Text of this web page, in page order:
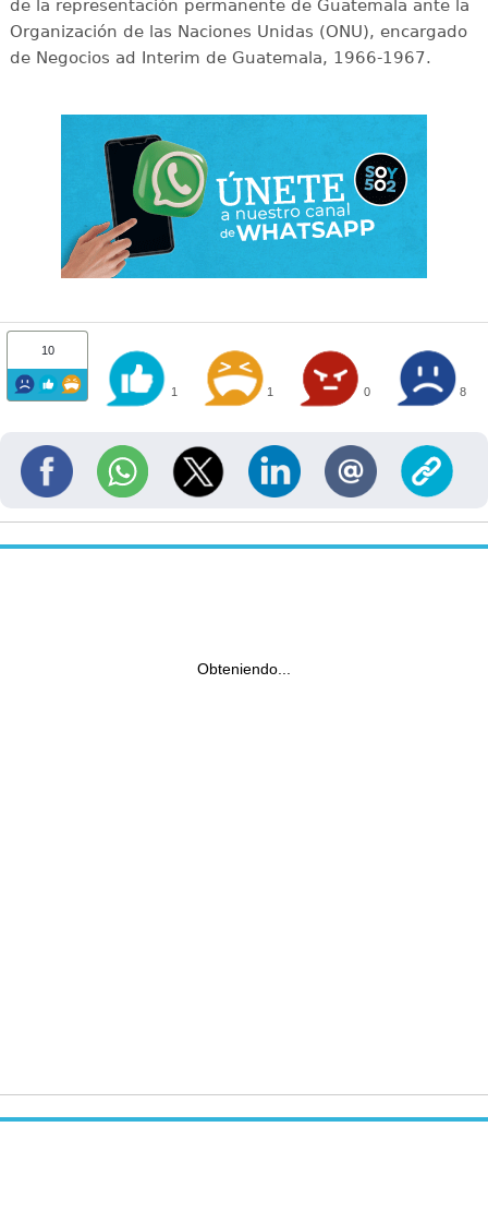
de la representación permanente de Guatemala ante la
Organización de las Naciones Unidas (ONU), encargado
de Negocios ad Interim de Guatemala, 1966-1967.
10
1 1 0 8
Obteniendo...